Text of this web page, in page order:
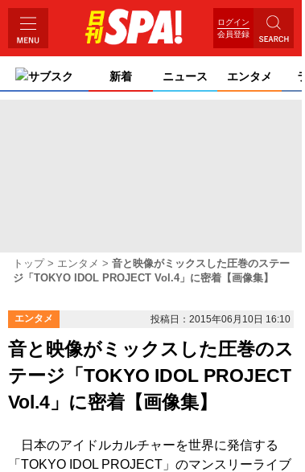
ログイン
会員登録
サブスク 新着 ニュース エンタメ
トップ エンタメ
音と映像がミックスした圧巻のステー
ジ「TOKYO IDOL PROJECT Vol.4」に密着【画像集】
エンタメ 投稿日：2015年06月10日 16:10
音と映像がミックスした圧巻のス
テージ「TOKYO IDOL PROJECT
Vol.4」に密着【画像集】
日本のアイドルカルチャーを世界に発信する
「TOKYO IDOL PROJECT」のマンスリーライブ